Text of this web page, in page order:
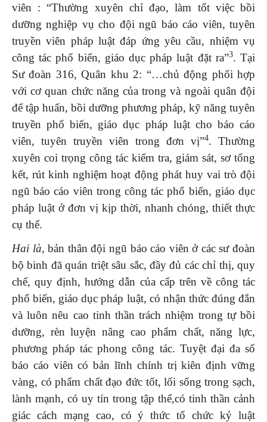
viên : “Thường xuyên chỉ đạo, làm tốt việc bồi
dưỡng nghiệp vụ cho đội ngũ báo cáo viên, tuyên
truyền viên pháp luật đáp ứng yêu cầu, nhiệm vụ
công tác phổ biến, giáo dục pháp luật đặt ra”3. Tại
Sư đoàn 316, Quân khu 2: “…chủ động phối hợp
với cơ quan chức năng của trong và ngoài quân đội
để tập huấn, bồi dưỡng phương pháp, kỹ năng tuyên
truyền phổ biến, giáo dục pháp luật cho báo cáo
viên, tuyên truyền viên trong đơn vị”4. Thường
xuyên coi trọng công tác kiểm tra, giám sát, sơ tổng
kết, rút kinh nghiệm hoạt động phát huy vai trò đội
ngũ báo cáo viên trong công tác phổ biến, giáo dục
pháp luật ở đơn vị kịp thời, nhanh chóng, thiết thực
cụ thể.
Hai là,bản thân đội ngũ báo cáo viên ở các sư đoàn
bộ binh đã quán triệt sâu sắc, đầy đủ các chỉ thị, quy
chế, quy định, hướng dẫn của cấp trên về công tác
phổ biến, giáo dục pháp luật, có nhận thức đúng đắn
và luôn nêu cao tinh thần trách nhiệm trong tự bồi
dưỡng, rèn luyện nâng cao phẩm chất, năng lực,
phương pháp tác phong công tác. Tuyệt đại đa số
báo cáo viên có bản lĩnh chính trị kiên định vững
vàng, có phẩm chất đạo đức tốt, lối sống trong sạch,
lành mạnh, có uy tín trong tập thể,có tinh thần cảnh
giác cách mạng cao, có ý thức tổ chức kỷ luật